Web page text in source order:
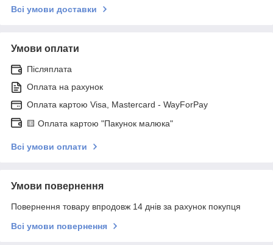
Всі умови доставки
Умови оплати
Післяплата
Оплата на рахунок
Оплата картою Visa, Mastercard - WayForPay
🟨 Оплата картою "Пакунок малюка"
Всі умови оплати
Умови повернення
Повернення товару впродовж 14 днів за рахунок покупця
Всі умови повернення